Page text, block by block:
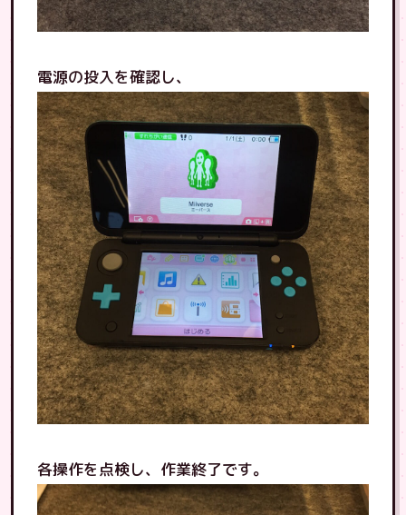
電源の投入を確認し、
各操作を点検し、作業終了です。